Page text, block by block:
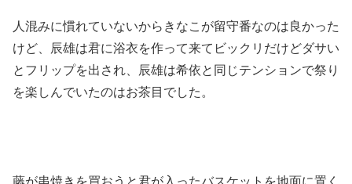
人混みに慣れていないからきなこが留守番なのは良かった
けど、辰雄は君に浴衣を作って来てビックリだけどダサい
とフリップを出され、辰雄は希依と同じテンションで祭り
を楽しんでいたのはお茶目でした。
藤が串焼きを買おうと君が入ったバスケットを地面に置く